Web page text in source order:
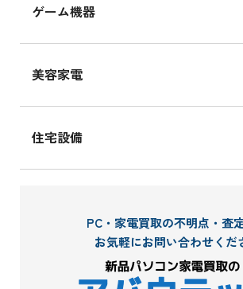
ゲーム機器
美容家電
住宅設備
PC・家電買取の不明点・査
お気軽にお問い合わせくだ